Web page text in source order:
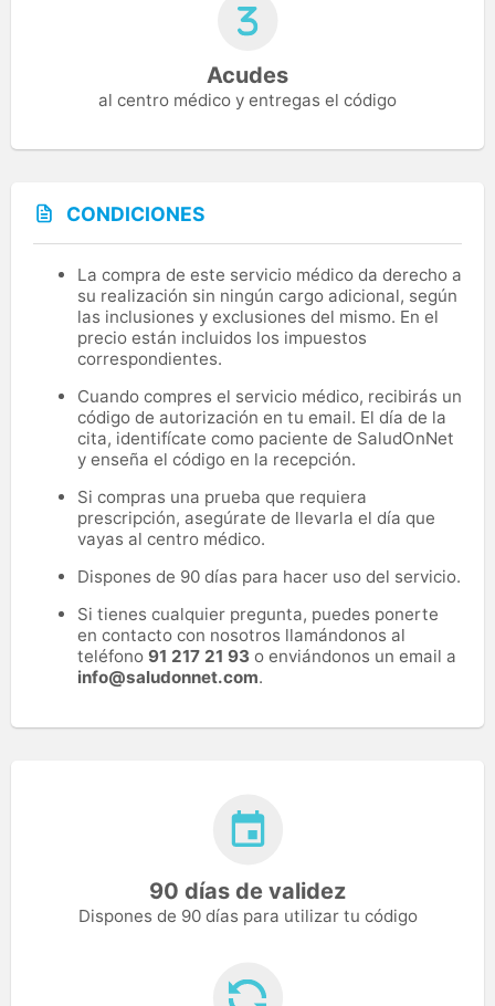
Acudes
al centro médico y entregas el código
CONDICIONES
La compra de este servicio médico da derecho a
su realización sin ningún cargo adicional, según
las inclusiones y exclusiones del mismo. En el
precio están incluidos los impuestos
correspondientes.
Cuando compres el servicio médico, recibirás un
código de autorización en tu email. El día de la
cita, identifícate como paciente de SaludOnNet
y enseña el código en la recepción.
Si compras una prueba que requiera
prescripción, asegúrate de llevarla el día que
vayas al centro médico.
Dispones de 90 días para hacer uso del servicio.
Si tienes cualquier pregunta, puedes ponerte
en contacto con nosotros llamándonos al
teléfono 91 217 21 93 o enviándonos un email a
info@saludonnet.com.
90 días de validez
Dispones de 90 días para utilizar tu código